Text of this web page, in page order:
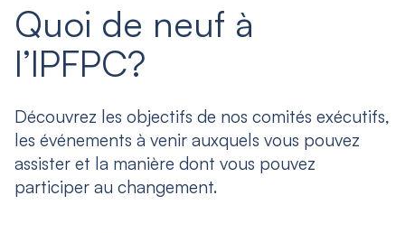
Quoi de neuf à
l’IPFPC?
Découvrez les objectifs de nos comités exécutifs,
les événements à venir auxquels vous pouvez
assister et la manière dont vous pouvez
participer au changement.